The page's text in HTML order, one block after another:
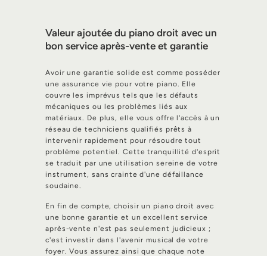
Valeur ajoutée du piano droit avec un
bon service après-vente et garantie
Avoir une garantie solide est comme posséder
une assurance vie pour votre piano. Elle
couvre les imprévus tels que les défauts
mécaniques ou les problèmes liés aux
matériaux. De plus, elle vous offre l'accès à un
réseau de techniciens qualifiés prêts à
intervenir rapidement pour résoudre tout
problème potentiel. Cette tranquillité d'esprit
se traduit par une utilisation sereine de votre
instrument, sans crainte d'une défaillance
soudaine.
En fin de compte, choisir un piano droit avec
une bonne garantie et un excellent service
après-vente n'est pas seulement judicieux ;
c'est investir dans l'avenir musical de votre
foyer. Vous assurez ainsi que chaque note